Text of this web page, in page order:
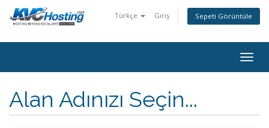
Türkçe Giriş Sepeti Görüntüle
Alan Adınızı Seçin...